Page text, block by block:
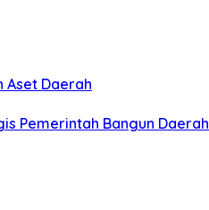
Aset Daerah
Pemerintah Bangun Daerah